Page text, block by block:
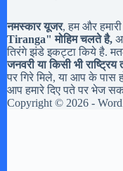
नमस्कार यूजर, हम और हमारी
Tiranga" मोहिम चलते है,
तिरंगे झंडे इकट्टा किये है.
जनवरी या किसी भी राष्ट्रिय
पर गिरे मिले, या आप के पास
आप हमारे दिए पते पर भेज
Copyright © 2026 -